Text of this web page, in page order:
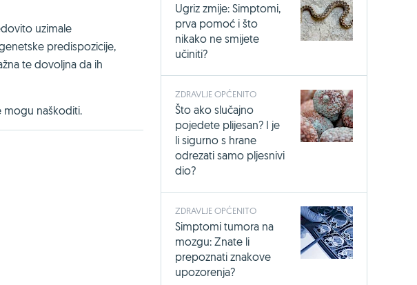
uzimale
predispozicije,
te dovoljna da ih
mogu naškoditi.
Ugriz zmije: Simptomi,
prva pomoć i što
nikako ne smijete
učiniti?
ZDRAVLJE OPĆENITO
Što ako slučajno
pojedete plijesan? I je
li sigurno s hrane
odrezati samo pljesnivi
dio?
ZDRAVLJE OPĆENITO
Simptomi tumora na
mozgu: Znate li
prepoznati znakove
upozorenja?